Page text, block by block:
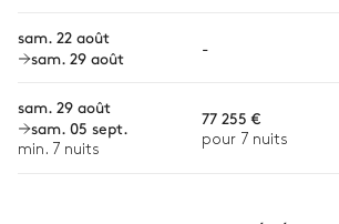
Piscine
Piscine
Chauffée
Douche
Bien-être à domicile
Babysitter
Location de vélo
sam. 22 août
sam. 29 août
-
sam. 29 août
sam. 05 sept.
min. 7 nuits
77 255 €
pour 7 nuits